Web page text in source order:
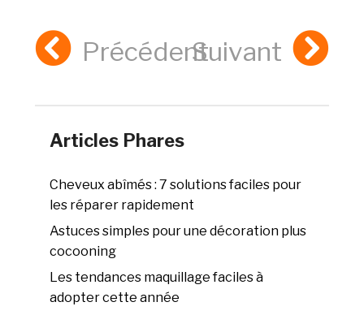
PrécédentSuivant
Articles Phares
Cheveux abîmés : 7 solutions faciles pour
les réparer rapidement
Astuces simples pour une décoration plus
cocooning
Les tendances maquillage faciles à
adopter cette année